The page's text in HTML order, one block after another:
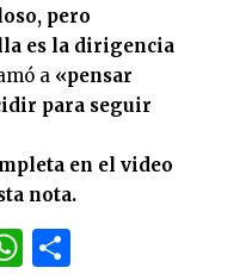
pero
es la dirigencia
a «pensar
para seguir
en el video
nota.
WhatsApp